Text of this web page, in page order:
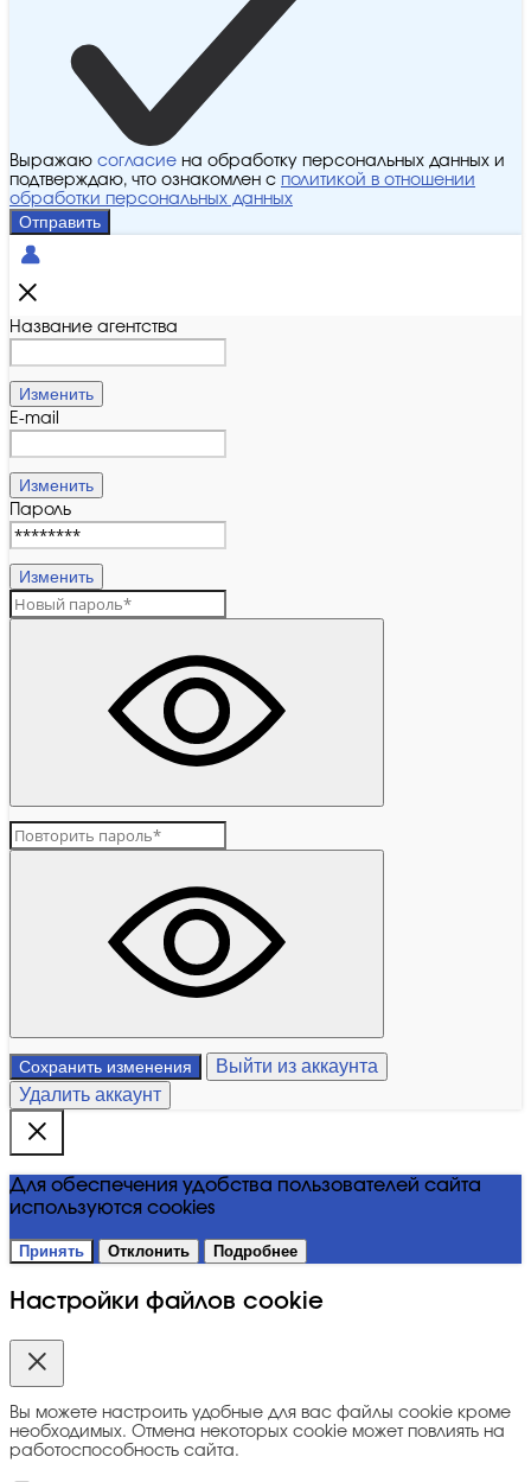
Выражаю согласие на обработку персональных данных и
подтверждаю, что ознакомлен с политикой в отношении
обработки персональных данных
Отправить
Название агентства
Изменить
E-mail
Изменить
Пароль
Изменить
Сохранить изменения
Выйти из аккаунта
Удалить аккаунт
Для обеспечения удобства пользователей сайта
используются cookies
Принять Отклонить Подробнее
Настройки файлов cookie
Вы можете настроить удобные для вас файлы cookie кроме
необходимых. Отмена некоторых cookie может повлиять на
работоспособность сайта.